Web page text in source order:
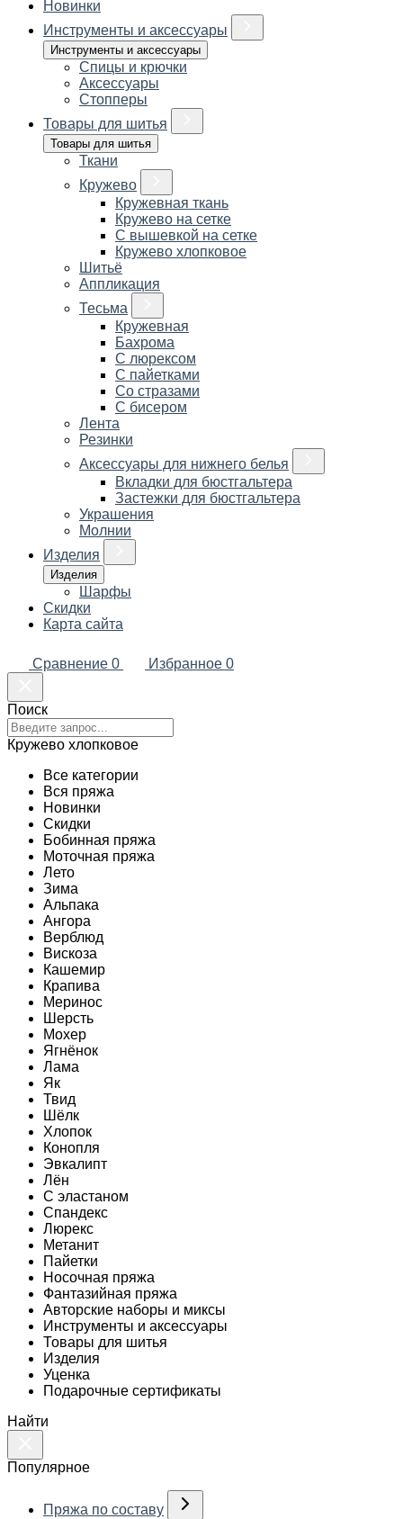
Новинки
Инструменты и аксессуары
Инструменты и аксессуары
Спицы и крючки
Аксессуары
Стопперы
Товары для шитья
Товары для шитья
Ткани
Кружево
Кружевная ткань
Кружево на сетке
С вышевкой на сетке
Кружево хлопковое
Шитьё
Аппликация
Тесьма
Кружевная
Бахрома
С люрексом
С пайетками
Со стразами
С бисером
Лента
Резинки
Аксессуары для нижнего белья
Вкладки для бюстгальтера
Застежки для бюстгальтера
Украшения
Молнии
Изделия
Изделия
Шарфы
Скидки
Карта сайта
Сравнение 0 Избранное 0
Поиск
Кружево хлопковое
Все категории
Вся пряжа
Новинки
Скидки
Бобинная пряжа
Моточная пряжа
Лето
Зима
Альпака
Ангора
Верблюд
Вискоза
Кашемир
Крапива
Меринос
Шерсть
Мохер
Ягнёнок
Лама
Як
Твид
Шёлк
Хлопок
Конопля
Эвкалипт
Лён
C эластаном
Спандекс
Люрекс
Метанит
Пайетки
Носочная пряжа
Фантазийная пряжа
Авторские наборы и миксы
Инструменты и аксессуары
Товары для шитья
Изделия
Уценка
Подарочные сертификаты
Найти
Популярное
Пряжа по составу